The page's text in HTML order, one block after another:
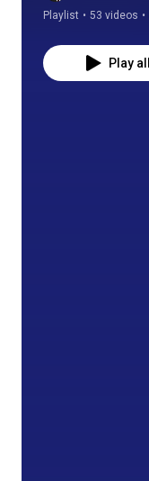
Playlist • 53 videos •
Play all